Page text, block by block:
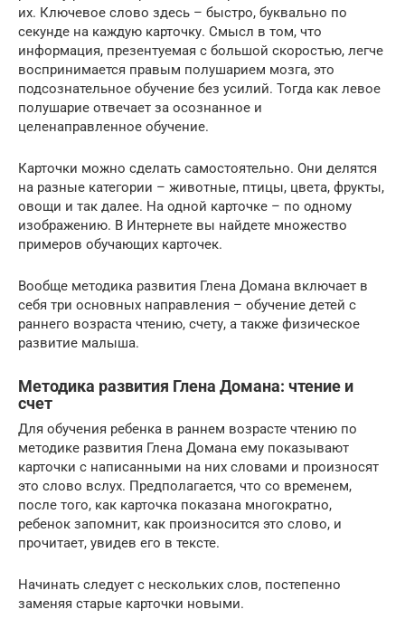
их. Ключевое слово здесь – быстро, буквально по
секунде на каждую карточку. Смысл в том, что
информация, презентуемая с большой скоростью, легче
воспринимается правым полушарием мозга, это
подсознательное обучение без усилий. Тогда как левое
полушарие отвечает за осознанное и
целенаправленное обучение.
Карточки можно сделать самостоятельно. Они делятся
на разные категории – животные, птицы, цвета, фрукты,
овощи и так далее. На одной карточке – по одному
изображению. В Интернете вы найдете множество
примеров обучающих карточек.
Вообще методика развития Глена Домана включает в
себя три основных направления – обучение детей с
раннего возраста чтению, счету, а также физическое
развитие малыша.
Методика развития Глена Домана: чтение и
счет
Для обучения ребенка в раннем возрасте чтению по
методике развития Глена Домана ему показывают
карточки с написанными на них словами и произносят
это слово вслух. Предполагается, что со временем,
после того, как карточка показана многократно,
ребенок запомнит, как произносится это слово, и
прочитает, увидев его в тексте.
Начинать следует с нескольких слов, постепенно
заменяя старые карточки новыми.